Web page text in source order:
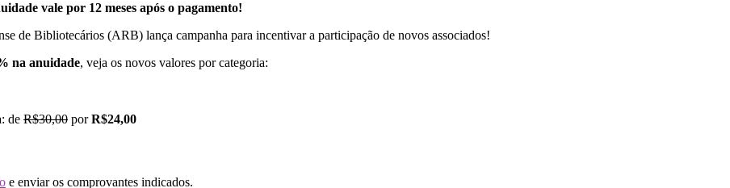
vale por 12 meses após o pagamento!
de Bibliotecários (ARB) lança campanha para incentivar a participação de novos associados!
na anuidade, veja os novos valores por categoria:
: de R$30,00 porR$24,00
e enviar os comprovantes indicados.